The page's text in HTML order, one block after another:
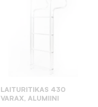
LAITURITIKAS 430
VARAX, ALUMIINI